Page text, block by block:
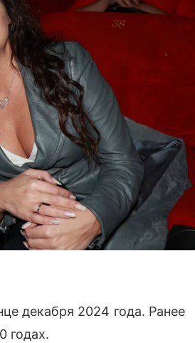
декабря 2024 года. Ранее
годах.